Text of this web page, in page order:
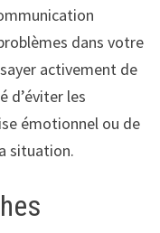
dans votre
activement de
d’éviter les
émotionnel ou de
situation.